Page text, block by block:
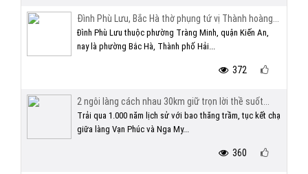
Đình Phù Lưu, Bắc Hà thờ phụng tứ vị Thành hoàng...
Đình Phù Lưu thuộc phường Tràng Minh, quận Kiến An,
nay là phường Bắc Hà, Thành phố Hải...
372
2 ngôi làng cách nhau 30km giữ trọn lời thề suốt...
Trải qua 1.000 năm lịch sử với bao thăng trầm, tục kết chạ
giữa làng Vạn Phúc và Nga My...
360